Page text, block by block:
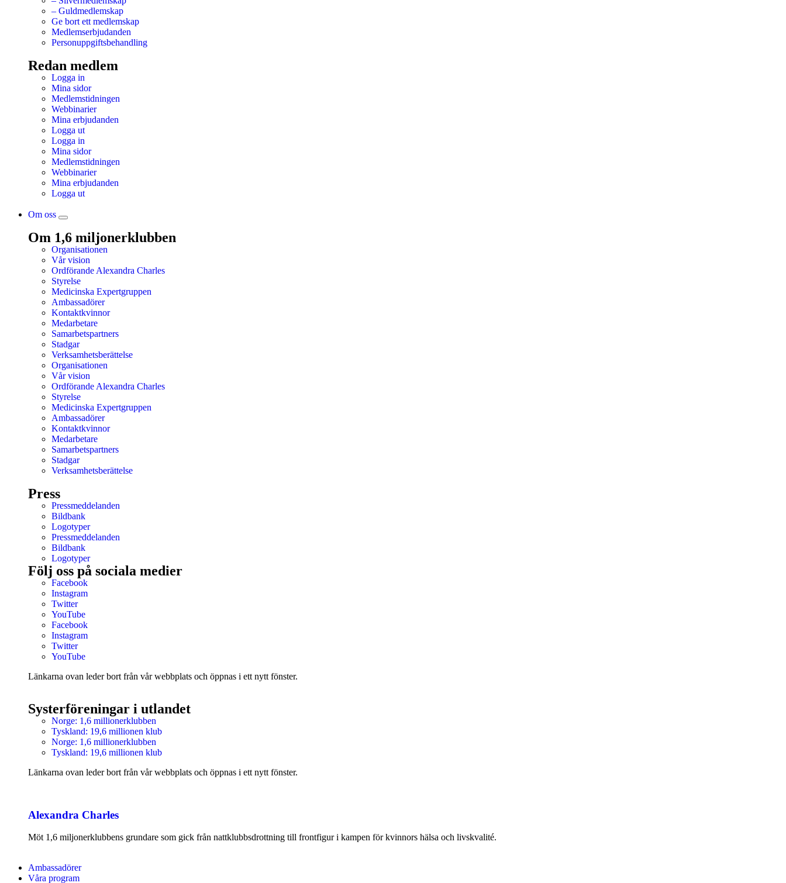
– Guldmedlemskap
Ge bort ett medlemskap
Medlemserbjudanden
Personuppgiftsbehandling
Redan medlem
Logga in
Mina sidor
Medlemstidningen
Webbinarier
Mina erbjudanden
Logga ut
Logga in
Mina sidor
Medlemstidningen
Webbinarier
Mina erbjudanden
Logga ut
Om oss
Om 1,6 miljonerklubben
Organisationen
Vår vision
Ordförande Alexandra Charles
Styrelse
Medicinska Expertgruppen
Ambassadörer
Kontaktkvinnor
Medarbetare
Samarbetspartners
Stadgar
Verksamhetsberättelse
Organisationen
Vår vision
Ordförande Alexandra Charles
Styrelse
Medicinska Expertgruppen
Ambassadörer
Kontaktkvinnor
Medarbetare
Samarbetspartners
Stadgar
Verksamhetsberättelse
Press
Pressmeddelanden
Bildbank
Logotyper
Pressmeddelanden
Bildbank
Logotyper
Följ oss på sociala medier
Facebook
Instagram
Twitter
YouTube
Facebook
Instagram
Twitter
YouTube
Länkarna ovan leder bort från vår webbplats och öppnas i ett nytt fönster.
Systerföreningar i utlandet
Norge: 1,6 millionerklubben
Tyskland: 19,6 millionen klub
Norge: 1,6 millionerklubben
Tyskland: 19,6 millionen klub
Länkarna ovan leder bort från vår webbplats och öppnas i ett nytt fönster.
Alexandra Charles
Möt 1,6 miljonerklubbens grundare som gick från nattklubbsdrottning till frontfigur i kampen för kvinnors hälsa och livskvalité.
Ambassadörer
Våra program